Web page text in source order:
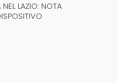
LAZIO: NOTA